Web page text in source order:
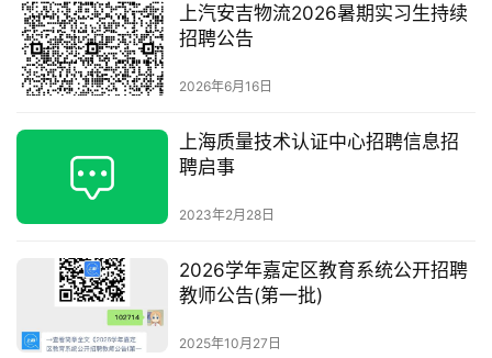
上汽安吉物流2026暑期实习生持续
招聘公告
2026年6月16日
上海质量技术认证中心招聘信息招
聘启事
2023年2月28日
2026学年嘉定区教育系统公开招聘
教师公告(第一批)
2025年10月27日